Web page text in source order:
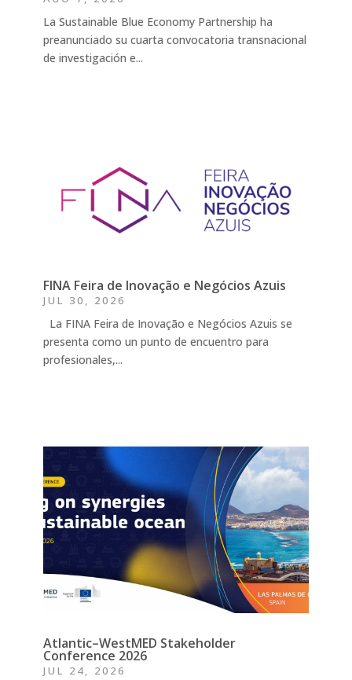
La Sustainable Blue Economy Partnership ha
preanunciado su cuarta convocatoria transnacional
de investigación e...
FINA Feira de Inovação e Negócios Azuis
JUL 30, 2026
La FINA Feira de Inovação e Negócios Azuis se
presenta como un punto de encuentro para
profesionales,...
Atlantic–WestMED Stakeholder
Conference 2026
JUL 24, 2026